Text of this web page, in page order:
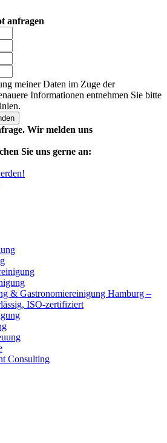
anfragen
meiner Daten im Zuge der
Informationen entnehmen Sie bitte
Wir melden uns
Sie uns gerne an:
& Gastronomiereinigung Hamburg –
ISO-zertifiziert
Consulting